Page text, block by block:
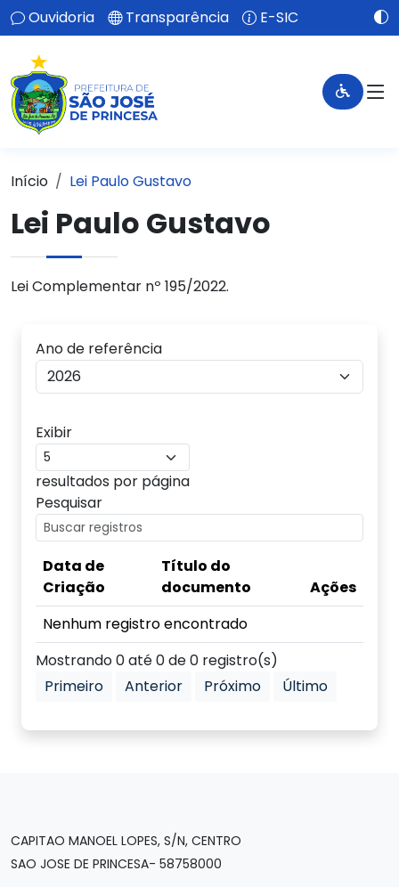
Ouvidoria Transparência E-SIC
Início Lei Paulo Gustavo
Lei Paulo Gustavo
Lei Complementar nº 195/2022.
Ano de referência
Exibir
resultados por página
Pesquisar
Data de
Criação
Título do
documento
Ações
Nenhum registro encontrado
Mostrando 0 até 0 de 0 registro(s)
Primeiro
Anterior Próximo Último
CAPITAO MANOEL LOPES, S/N, CENTRO
SAO JOSE DE PRINCESA- 58758000